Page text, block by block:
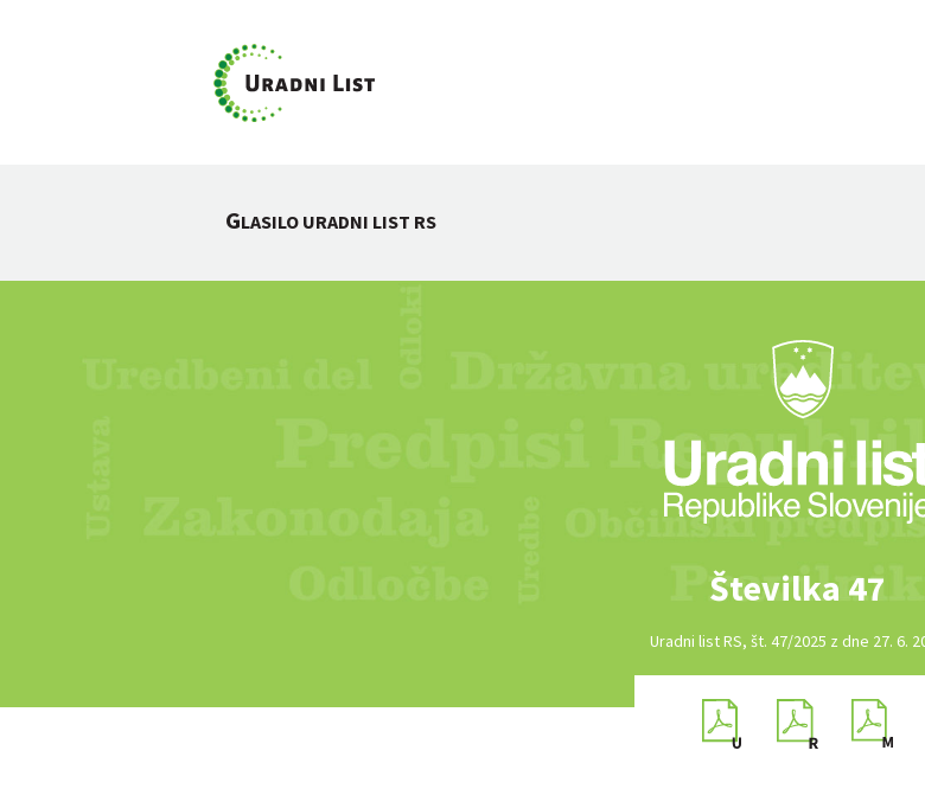
GLASILO URADNI LIST RS
Številka 47
Uradni list RS, št. 47/2025 z dne 27. 6.